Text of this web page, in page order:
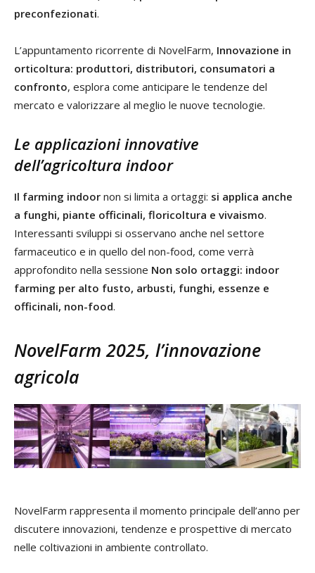
preconfezionati.
L’appuntamento ricorrente di NovelFarm, Innovazione in
orticoltura: produttori, distributori, consumatori a
confronto, esplora come anticipare le tendenze del
mercato e valorizzare al meglio le nuove tecnologie.
Le applicazioni innovative
dell’agricoltura indoor
Il farming indoor non si limita a ortaggi: si applica anche
a funghi, piante officinali, floricoltura e vivaismo.
Interessanti sviluppi si osservano anche nel settore
farmaceutico e in quello del non-food, come verrà
approfondito nella sessione Non solo ortaggi: indoor
farming per alto fusto, arbusti, funghi, essenze e
officinali, non-food.
NovelFarm 2025, l’innovazione
agricola
NovelFarm rappresenta il momento principale dell’anno per
discutere innovazioni, tendenze e prospettive di mercato
nelle coltivazioni in ambiente controllato.